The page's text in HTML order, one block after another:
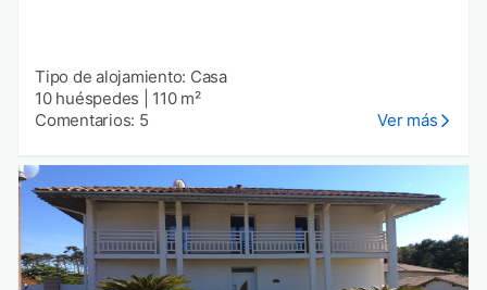
Tipo de alojamiento: Casa
10 huéspedes
110 m²
Comentarios: 5
Ver más